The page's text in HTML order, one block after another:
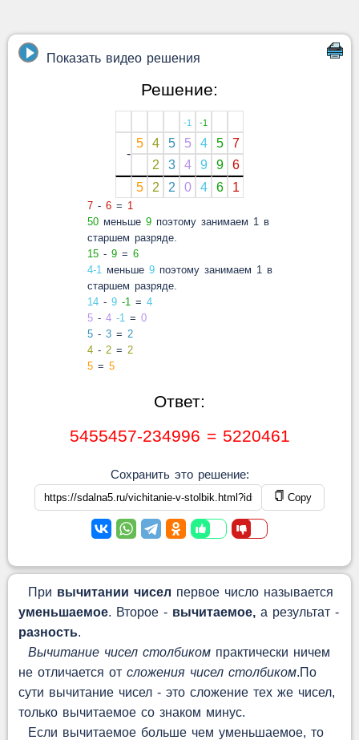
Показать видео решения
Решение:
-1 -1
-
5 4 5 5 4 5
7
2
3 4 9 9
6
5
2 2 0 4 6 1
7 - 6 = 1
50 меньше 9 поэтому занимаем 1 в
старшем разряде.
15 - 9 = 6
4-1 меньше 9 поэтому занимаем 1 в
старшем разряде.
14 - 9 -1 = 4
5 - 4 -1 = 0
5 - 3 = 2
4 - 2 = 2
5 = 5
Ответ:
5455457-234996 = 5220461
Сохранить это решение:
Copy
При вычитании чисел первое число называется
уменьшаемое. Второе - вычитаемое,а результат -
разность.
Вычитание чисел столбикомпрактически ничем
не отличается от сложения чисел столбиком.По
сути вычитание чисел - это сложение тех же чисел,
только вычитаемое со знаком минус.
Если вычитаемое больше чем уменьшаемое, то